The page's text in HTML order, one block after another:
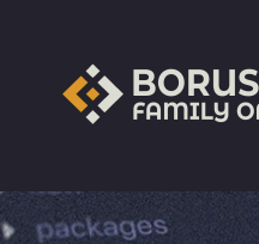
Skip to main content